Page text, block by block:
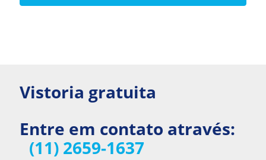
Vistoria gratuita
Entre em contato através:
(11) 2659-1637